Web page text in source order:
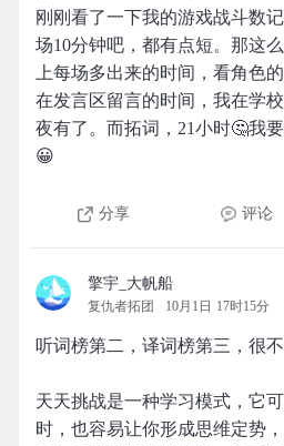
刚刚看了一下我的游戏战斗数
场10分钟吧，都有点短。那这
上每场多出来的时间，看角色
在发言区留言的时间，我在学
夜有了。而拓词，21小时🤔我
😀
分享 评论
擎宇_大帆船
复仇者拓团 10月1日 17时15分
听词榜第二，译词榜第三，很
天天挑战是一种学习模式，它
时，也容易让你形成思维定势